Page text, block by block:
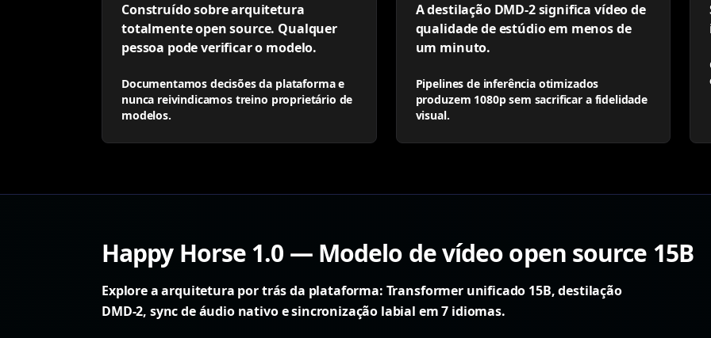
Construído sobre arquitetura
totalmente open source. Qualquer
pessoa pode verificar o modelo.
Documentamos decisões da plataforma e
nunca reivindicamos treino proprietário de
modelos.
A destilação DMD-2 significa vídeo de
qualidade de estúdio em menos de
um minuto.
Pipelines de inferência otimizados
produzem 1080p sem sacrificar a fidelidade
visual.
Happy Horse 1.0 — Modelo de vídeo open source 15B
Explore a arquitetura por trás da plataforma: Transformer unificado 15B, destilação
DMD-2, sync de áudio nativo e sincronização labial em 7 idiomas.